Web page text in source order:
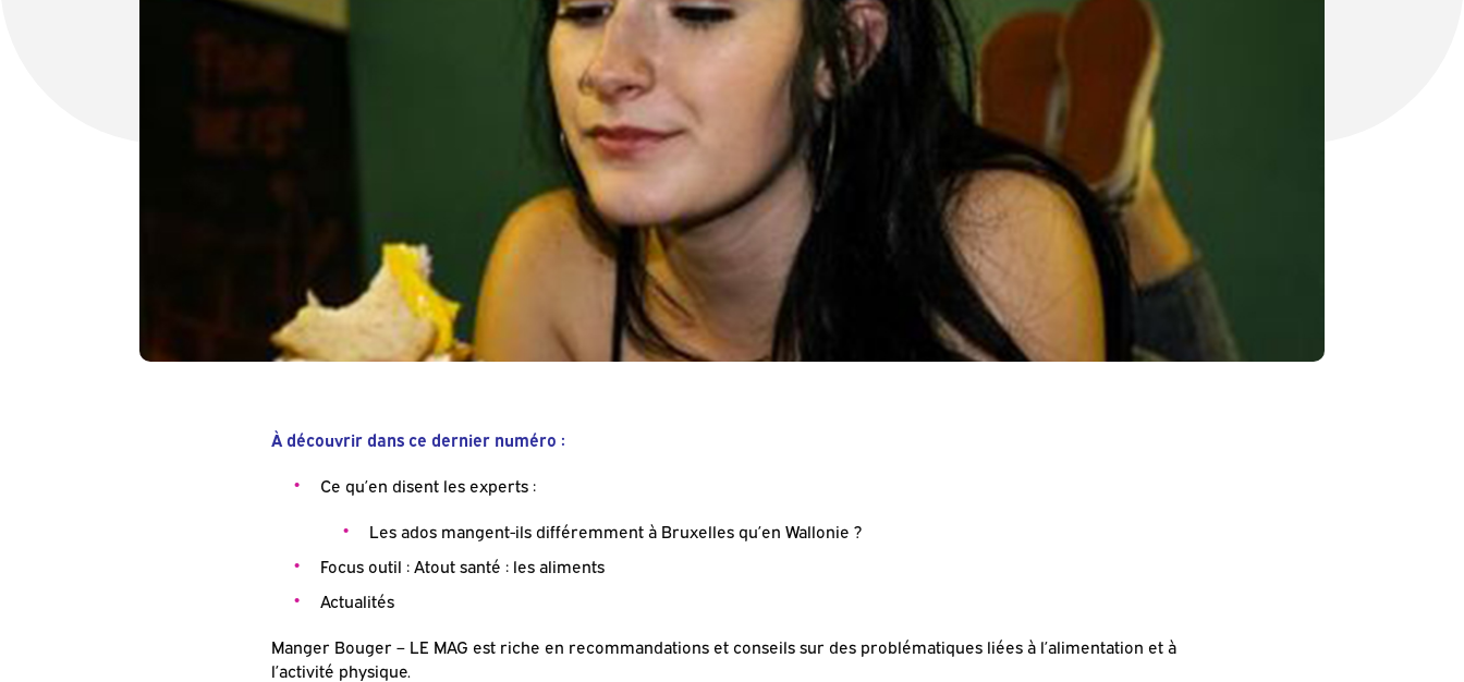
À découvrir dans ce dernier numéro :
Ce qu’en disent les experts :
Les ados mangent-ils différemment à Bruxelles qu’en Wallonie ?
Focus outil : Atout santé : les aliments
Actualités
Manger Bouger – LE MAG est riche en recommandations et conseils sur des problématiques liées à l’alimentation et à
l’activité physique.